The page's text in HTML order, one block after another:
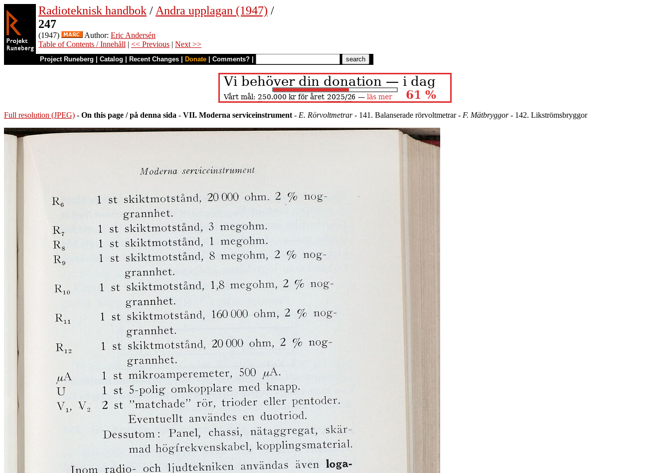
Radioteknisk handbok / Andra upplagan (1947) /
247
(1947) Author: Eric Andersén
Table of Contents / Innehåll | << Previous | Next >>
Project Runeberg Catalog Recent Changes Donate Comments?
Full resolution (JPEG) - On this page / på denna sida - VII. Moderna serviceinstrument - E. Rörvoltmetrar- 141. Balanserade rörvoltmetrar - F. Mätbryggor- 142. Likströmsbryggor